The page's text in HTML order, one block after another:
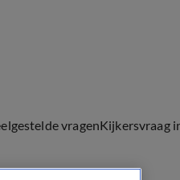
vragenKijkersvraag